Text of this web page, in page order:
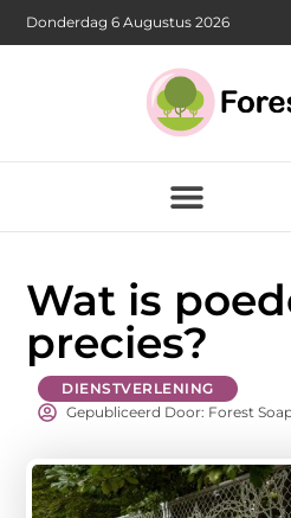
Donderdag 6 Augustus 2026
Wat is
precies?
DIENSTVERLENING
Gepubliceerd Door: Forest